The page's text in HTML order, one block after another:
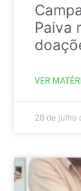
Paiva
VER
29 de julho